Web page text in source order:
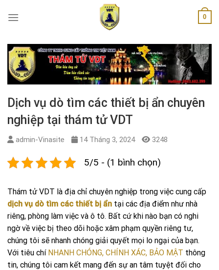
0
Dịch vụ dò tìm các thiết bị ẩn chuyên
nghiệp tại thám tử VDT
admin-Vinasite 14 Tháng 3, 2024 3248
5/5 - (1 bình chọn)
Thám tử VDT là địa chỉ chuyên nghiệp trong việc cung cấp
dịch vụ dò tìm các thiết bị ẩn tại các địa điểm như nhà
riêng, phòng làm việc và ô tô. Bất cứ khi nào bạn có nghi
ngờ về việc bị theo dõi hoặc xâm phạm quyền riêng tư,
chúng tôi sẽ nhanh chóng giải quyết mọi lo ngại của bạn.
Với tiêu chí NHANH CHÓNG, CHÍNH XÁC, BẢO MẬT thông
tin, chúng tôi cam kết mang đến sự an tâm tuyệt đối cho